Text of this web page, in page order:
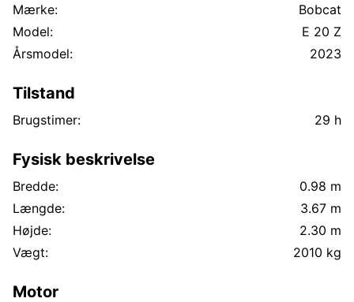
Mærke:
Bobcat
Model:
E 20 Z
Årsmodel:
2023
Tilstand
Brugstimer: 29 h
Fysisk beskrivelse
Bredde:
0.98 m
Længde:
3.67 m
Højde:
2.30 m
Vægt:
2010 kg
Motor